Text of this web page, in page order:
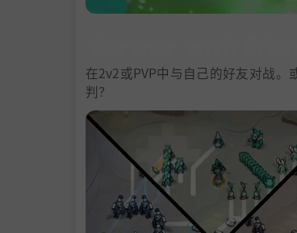
在2v2或PVP中与自己的好友对战
判？